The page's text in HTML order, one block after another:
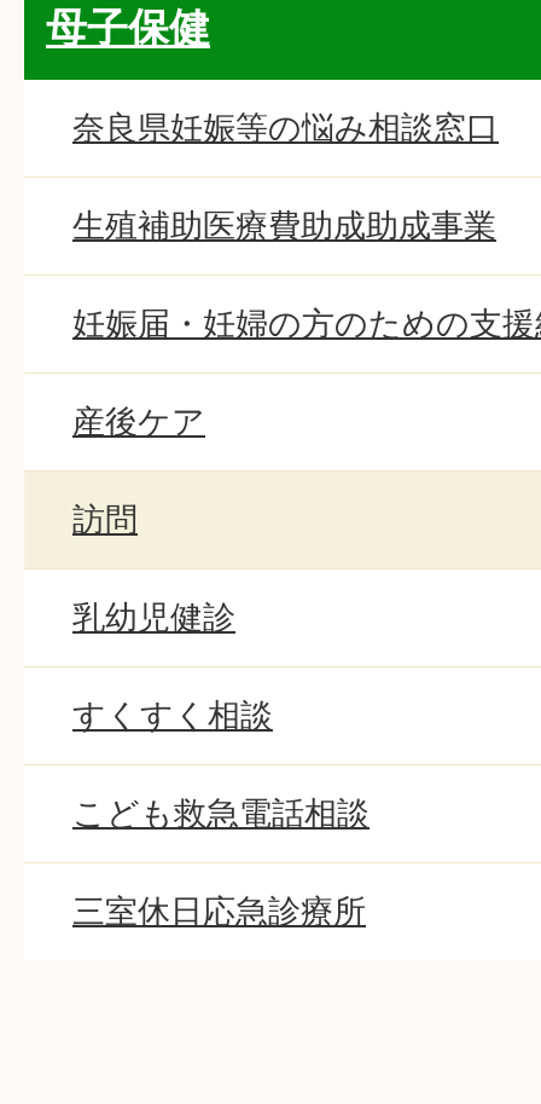
母子保健
奈良県妊娠等の悩み相談窓口
生殖補助医療費助成助成事業
妊娠届・妊婦の方のための支
産後ケア
訪問
乳幼児健診
すくすく相談
こども救急電話相談
三室休日応急診療所